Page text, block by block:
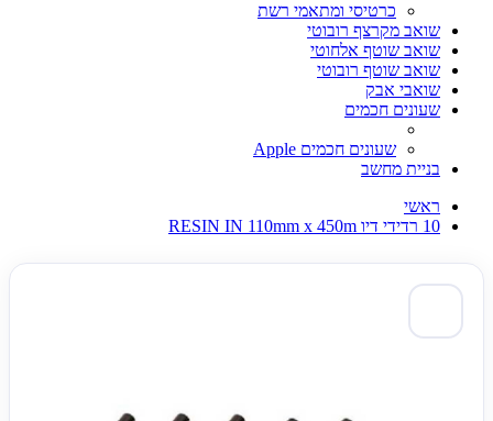
כרטיסי ומתאמי רשת
שואב מקרצף רובוטי
שואב שוטף אלחוטי
שואב שוטף רובוטי
שואבי אבק
שעונים חכמים
שעונים חכמים Apple
בניית מחשב
ראשי
10 רדידי דיו RESIN IN 110mm x 450m